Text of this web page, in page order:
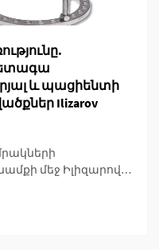
և պացիենտի
Ilizarov
մեջ Իլիզարովի
վիրաբույժների
որ այն